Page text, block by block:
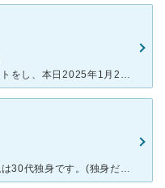
2024年12月16日午前中にパイプカットをし、本日2025年1月25日に精液検査をして、精子がないことを確認し、全て終了となりました。 パイプカット手術中は、少しの違和感(引っ張られるような感
●パイプカットを受けるにあたって 私は30代独身です。(独身だとNGのところもあるようです。) パイプカット手術を受ける際の条件として、 ①痛くないこと ②信頼できること の2点で探していま